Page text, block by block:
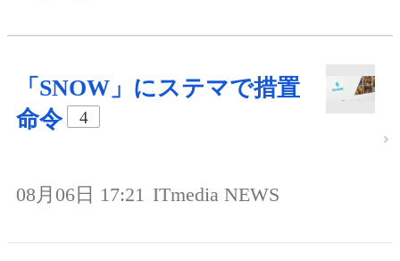
「SNOW」にステマで措置
命令
4
08月06日 17:21 ITmedia NEWS